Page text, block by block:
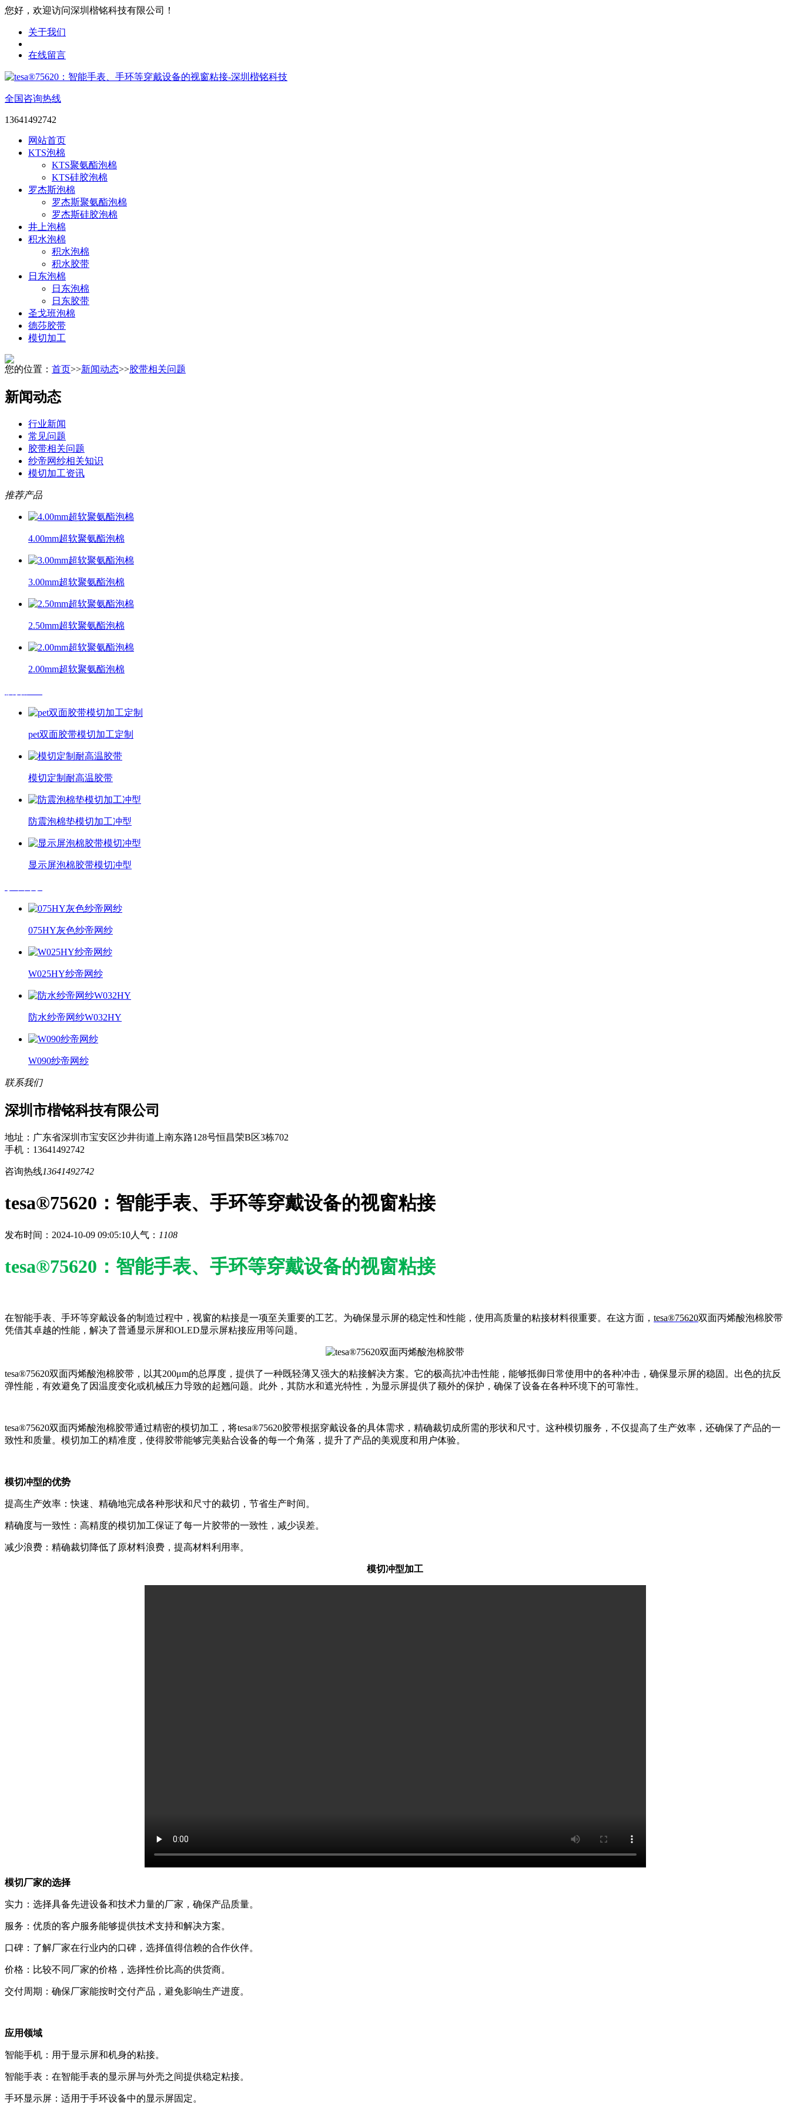
您好，欢迎访问深圳楷铭科技有限公司！
关于我们
在线留言
全国咨询热线
13641492742
网站首页
KTS泡棉
KTS聚氨酯泡棉
KTS硅胶泡棉
罗杰斯泡棉
罗杰斯聚氨酯泡棉
罗杰斯硅胶泡棉
井上泡棉
积水泡棉
积水泡棉
积水胶带
日东泡棉
日东泡棉
日东胶带
圣戈班泡棉
德莎胶带
模切加工
您的位置： 首页>>新闻动态>>胶带相关问题
新闻动态
行业新闻
常见问题
胶带相关问题
纱帝网纱相关知识
模切加工资讯
推荐产品
4.00mm超软聚氨酯泡棉
3.00mm超软聚氨酯泡棉
2.50mm超软聚氨酯泡棉
2.00mm超软聚氨酯泡棉
pet双面胶带模切加工定制
模切定制耐高温胶带
防震泡棉垫模切加工冲型
显示屏泡棉胶带模切冲型
075HY灰色纱帝网纱
W025HY纱帝网纱
防水纱帝网纱W032HY
W090纱帝网纱
联系我们
深圳市楷铭科技有限公司
地址：广东省深圳市宝安区沙井街道上南东路128号恒昌荣B区3栋702
手机：13641492742
咨询热线13641492742
tesa®75620：智能手表、手环等穿戴设备的视窗粘接
发布时间：2024-10-09 09:05:10人气： 1108
tesa®75620：智能手表、手环等穿戴设备的视窗粘接
在智能手表、手环等穿戴设备的制造过程中，视窗的粘接是一项至关重要的工艺。为确保显示屏的稳定性和性能，使用高质量的粘接材料很重要。在这方面， tesa®75620双面丙烯酸泡棉胶带
凭借其卓越的性能，解决了普通显示屏和OLED显示屏粘接应用等问题。
tesa®75620双面丙烯酸泡棉胶带，以其200μm的总厚度，提供了一种既轻薄又强大的粘接解决方案。它的极高抗冲击性能，能够抵御日常使用中的各种冲击，确保显示屏的稳固。出色的抗反
弹性能，有效避免了因温度变化或机械压力导致的起翘问题。此外，其防水和遮光特性，为显示屏提供了额外的保护，确保了设备在各种环境下的可靠性。
tesa®75620双面丙烯酸泡棉胶带通过精密的模切加工，将tesa®75620胶带根据穿戴设备的具体需求，精确裁切成所需的形状和尺寸。这种模切服务，不仅提高了生产效率，还确保了产品的一
致性和质量。模切加工的精准度，使得胶带能够完美贴合设备的每一个角落，提升了产品的美观度和用户体验。
模切冲型的优势
提高生产效率：快速、精确地完成各种形状和尺寸的裁切，节省生产时间。
精确度与一致性：高精度的模切加工保证了每一片胶带的一致性，减少误差。
减少浪费：精确裁切降低了原材料浪费，提高材料利用率。
模切冲型加工
模切厂家的选择
实力：选择具备先进设备和技术力量的厂家，确保产品质量。
服务：优质的客户服务能够提供技术支持和解决方案。
口碑：了解厂家在行业内的口碑，选择值得信赖的合作伙伴。
价格：比较不同厂家的价格，选择性价比高的供货商。
交付周期：确保厂家能按时交付产品，避免影响生产进度。
应用领域
智能手机：用于显示屏和机身的粘接。
智能手表：在智能手表的显示屏与外壳之间提供稳定粘接。
手环显示屏：适用于手环设备中的显示屏固定。